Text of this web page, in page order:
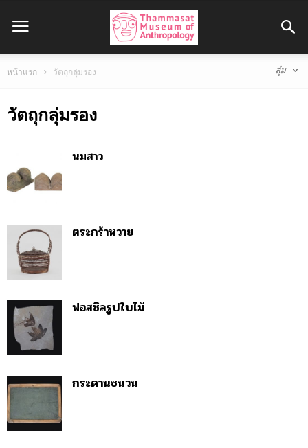
หน้าแรก วัตถุกลุ่มรอง สุ่ม
วัตถุกลุ่มรอง
นมสาว
ตระกร้าหวาย
ฟอสซิลรูปใบไม้
กระดานชนวน